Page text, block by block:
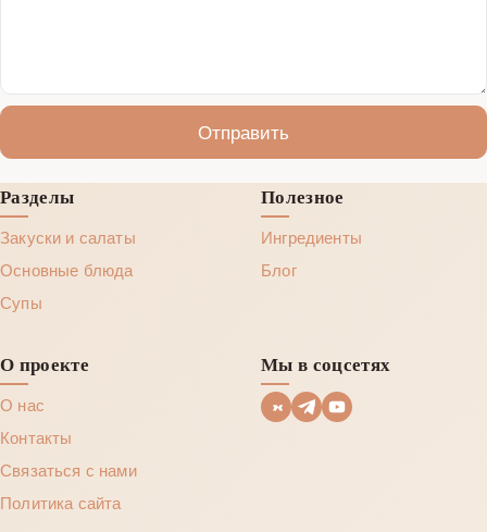
Отправить
Разделы
Закуски и салаты
Основные блюда
Супы
Полезное
Ингредиенты
Блог
О проекте
О нас
Контакты
Связаться с нами
Политика сайта
Мы в соцсетях